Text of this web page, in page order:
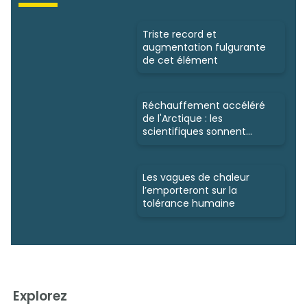
Triste record et
augmentation fulgurante
de cet élément
Réchauffement accéléré
de l'Arctique : les
scientifiques sonnent
Les vagues de chaleur
l’emporteront sur la
tolérance humaine
Explorez